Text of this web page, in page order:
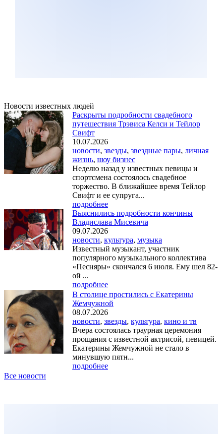
Новости известных людей
Раскрыты подробности свадебного
путешествия Трэвиса Келси и Тейлор
Свифт
10.07.2026
новости, звезды, звездные пары, личная
жизнь, шоу бизнес
Неделю назад у известных певицы и
спортсмена состоялось свадебное
торжество. В ближайшее время Тейлор
Свифт и ее супруга...
подробнее
Выяснились подробности кончины
Владислава Мисевича
09.07.2026
новости, культура, музыка
Известный музыкант, участник
популярного музыкального коллектива
«Песняры» скончался 6 июля. Ему шел 82-
ой ...
подробнее
В столице простились с Екатерины
Жемчужной
08.07.2026
новости, звезды, культура, кино и тв
Вчера состоялась траурная церемония
прощания с известной актрисой, певицей.
Екатерины Жемчужной не стало в
минувшую пятн...
подробнее
Все новости